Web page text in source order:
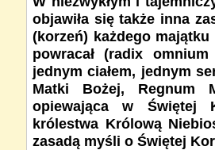
objawiła się także inna
(korzeń) każdego
powracał (radix
jednym ciałem, jednym
Matki Bożej, Regnum
opiewająca w Świętej
królestwa Królową
zasadą myśli o Świętej